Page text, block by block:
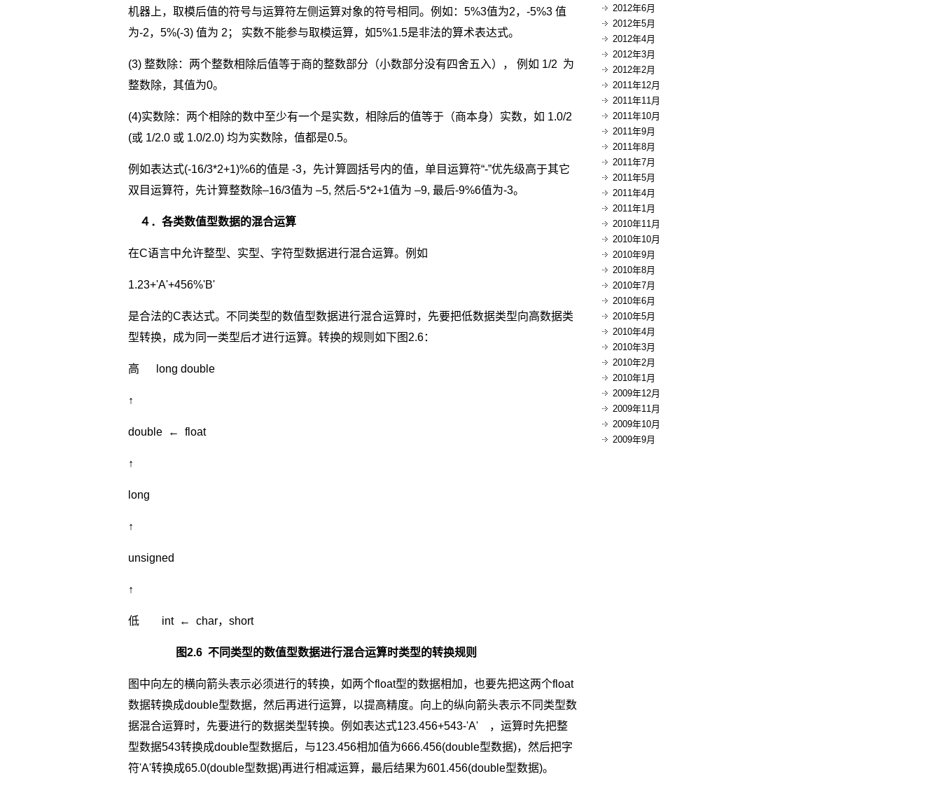
机器上，取模后值的符号与运算符左侧运算对象的符号相同。例如：5%3值为2，-5%3 值
为-2，5%(-3) 值为 2； 实数不能参与取模运算，如5%1.5是非法的算术表达式。
(3) 整数除：两个整数相除后值等于商的整数部分（小数部分没有四舍五入）， 例如 1/2 为
整数除，其值为0。
(4)实数除：两个相除的数中至少有一个是实数，相除后的值等于（商本身）实数，如 1.0/2
(或 1/2.0 或 1.0/2.0) 均为实数除，值都是0.5。
例如表达式(-16/3*2+1)%6的值是 -3，先计算圆括号内的值，单目运算符“-”优先级高于其它
双目运算符，先计算整数除–16/3值为 –5, 然后-5*2+1值为 –9, 最后-9%6值为-3。
４．各类数值型数据的混合运算
在C语言中允许整型、实型、字符型数据进行混合运算。例如
1.23+'A'+456%'B'
是合法的C表达式。不同类型的数值型数据进行混合运算时，先要把低数据类型向高数据类
型转换，成为同一类型后才进行运算。转换的规则如下图2.6：
高 long double
↑
double ← float
↑
long
↑
unsigned
↑
低 int ← char，short
图2.6 不同类型的数值型数据进行混合运算时类型的转换规则
图中向左的横向箭头表示必须进行的转换，如两个float型的数据相加，也要先把这两个float
数据转换成double型数据，然后再进行运算，以提高精度。向上的纵向箭头表示不同类型数
据混合运算时，先要进行的数据类型转换。例如表达式123.456+543-'A' ，运算时先把整
型数据543转换成double型数据后，与123.456相加值为666.456(double型数据)，然后把字
符'A'转换成65.0(double型数据)再进行相减运算，最后结果为601.456(double型数据)。
2012年6月
2012年5月
2012年4月
2012年3月
2012年2月
2011年12月
2011年11月
2011年10月
2011年9月
2011年8月
2011年7月
2011年5月
2011年4月
2011年1月
2010年11月
2010年10月
2010年9月
2010年8月
2010年7月
2010年6月
2010年5月
2010年4月
2010年3月
2010年2月
2010年1月
2009年12月
2009年11月
2009年10月
2009年9月